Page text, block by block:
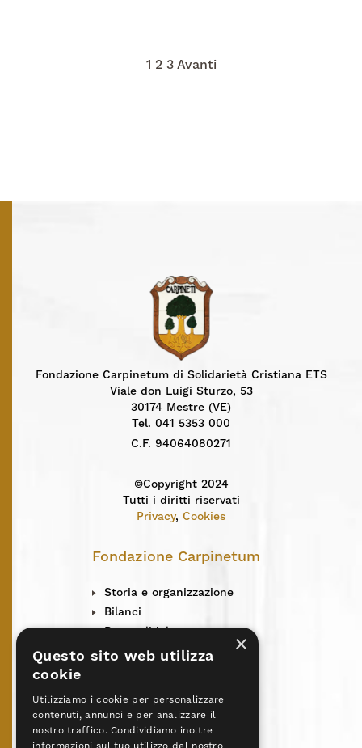
Paginazione
1 2 3 Avanti
Fondazione Carpinetum di Solidarietà Cristiana ETS
Viale don Luigi Sturzo, 53
30174 Mestre (VE)
Tel. 041 5353 000
C.F. 94064080271
©Copyright 2024
Tutti i diritti riservati
Privacy, Cookies
Fondazione Carpinetum
Storia e organizzazione
Bilanci
Centro solidarietà
Contatti
Centri Don Vecchi
×
Questo sito web utilizza
cookie
Utilizziamo i cookie per personalizzare
contenuti, annunci e per analizzare il
nostro traffico. Condividiamo inoltre